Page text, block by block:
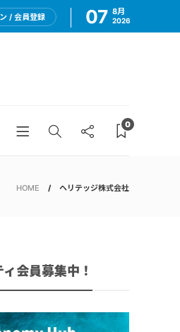
/ 会員登録 07 8月
2026
0
HOME ヘリテッジ株式会社
会員募集中！